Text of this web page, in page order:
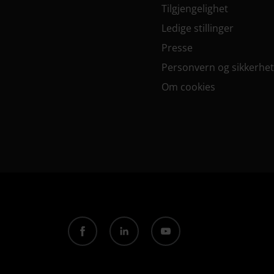
Tilgjengelighet
Ledige stillinger
Presse
Personvern og sikkerhet
Om cookies